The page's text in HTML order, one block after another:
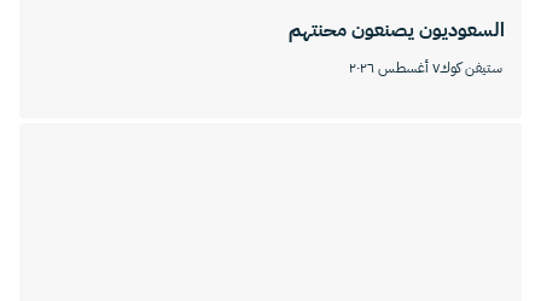
السعوديون يصنعون محنتهم
ستيفن كوك٧ أغسطس ٢٠٢٦